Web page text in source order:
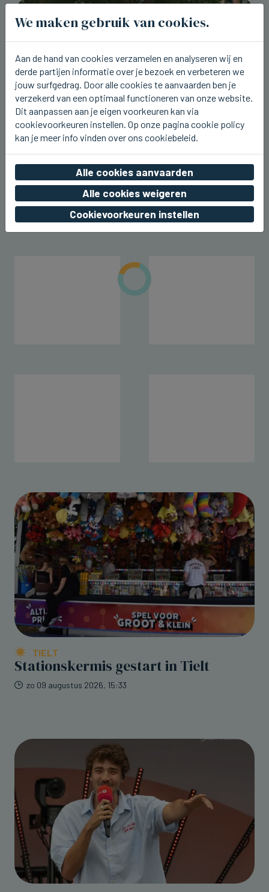
BREDENE
Vandaag laatste dag van het Hap
Foodtruckfestival in Bredene
zo 09 augustus 2026, 15:41
TIELT
Stationskermis gestart in Tielt
zo 09 augustus 2026, 15:33
We maken gebruik van cookies.
Aan de hand van cookies verzamelen en analyseren wij en
derde partijen informatie over je bezoek en verbeteren we
jouw surfgedrag. Door alle cookies te aanvaarden ben je
verzekerd van een optimaal functioneren van onze website.
Dit aanpassen aan je eigen voorkeuren kan via
cookievoorkeuren instellen. Op onze pagina cookie policy
kan je meer info vinden over ons cookiebeleid.
Alle cookies aanvaarden
Alle cookies weigeren
Cookievoorkeuren instellen